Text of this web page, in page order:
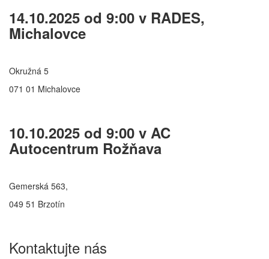
14.10.2025 od 9:00 v RADES,
Michalovce
Okružná 5
071 01 Michalovce
10.10.2025 od 9:00 v AC
Autocentrum Rožňava
Gemerská 563,
049 51 Brzotín
Kontaktujte nás